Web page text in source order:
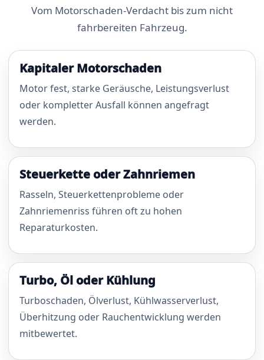
Vom Motorschaden-Verdacht bis zum nicht
fahrbereiten Fahrzeug.
Kapitaler Motorschaden
Motor fest, starke Geräusche, Leistungsverlust
oder kompletter Ausfall können angefragt
werden.
Steuerkette oder Zahnriemen
Rasseln, Steuerkettenprobleme oder
Zahnriemenriss führen oft zu hohen
Reparaturkosten.
Turbo, Öl oder Kühlung
Turboschaden, Ölverlust, Kühlwasserverlust,
Überhitzung oder Rauchentwicklung werden
mitbewertet.